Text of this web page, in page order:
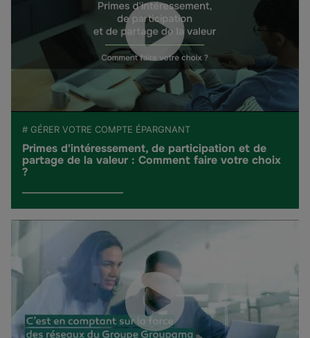
# GÉRER VOTRE COMPTE ÉPARGNANT
Primes d'intéressement, de participation et de
partage de la valeur : Comment faire votre choix
?